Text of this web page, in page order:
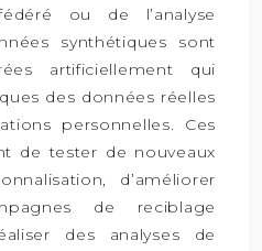
ou de l’analyse
synthétiques sont
artificiellement qui
des données réelles
personnelles. Ces
de tester de nouveaux
d’améliorer
de reciblage
des analyses de